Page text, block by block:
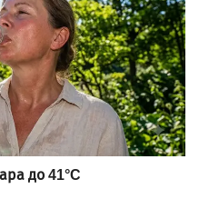
до 41°C